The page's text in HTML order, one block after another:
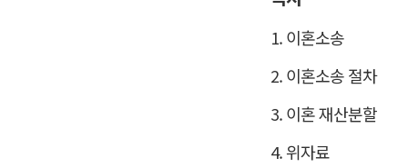
1. 이혼소송
2. 이혼소송 절차
3. 이혼 재산분할
4. 위자료